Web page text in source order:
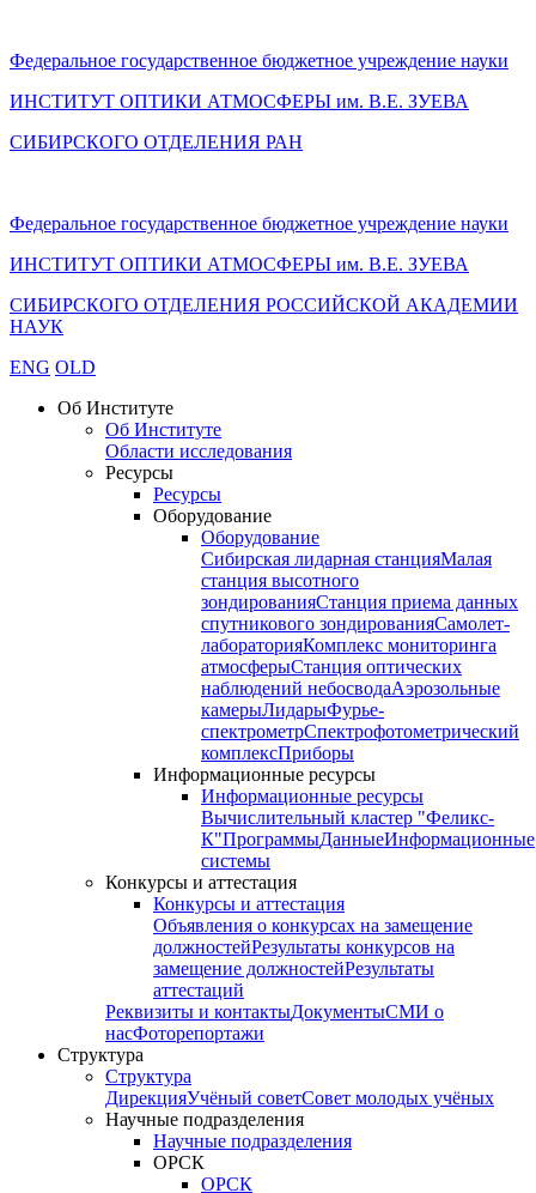
Федеральное государственное бюджетное учреждение науки
ИНСТИТУТ ОПТИКИ АТМОСФЕРЫ им. В.Е. ЗУЕВА
СИБИРСКОГО ОТДЕЛЕНИЯ РАН
Федеральное государственное бюджетное учреждение науки
ИНСТИТУТ ОПТИКИ АТМОСФЕРЫ им. В.Е. ЗУЕВА
СИБИРСКОГО ОТДЕЛЕНИЯ РОССИЙСКОЙ АКАДЕМИИ
НАУК
ENG OLD
Об Институте
Об Институте
Области исследования
Ресурсы
Ресурсы
Оборудование
Оборудование
Сибирская лидарная станцияМалая
станция высотного
зондированияСтанция приема данных
спутникового зондированияСамолет-
лабораторияКомплекс мониторинга
атмосферыСтанция оптических
наблюдений небосводаАэрозольные
камерыЛидарыФурье-
спектрометрСпектрофотометрический
комплексПриборы
Информационные ресурсы
Информационные ресурсы
Вычислительный кластер "Феликс-
К"ПрограммыДанныеИнформационные
системы
Конкурсы и аттестация
Конкурсы и аттестация
Объявления о конкурсах на замещение
должностейРезультаты конкурсов на
замещение должностейРезультаты
аттестаций
Реквизиты и контактыДокументыСМИ о
насФоторепортажи
Структура
Структура
ДирекцияУчёный советСовет молодых учёных
Научные подразделения
Научные подразделения
ОРСК
ОРСК